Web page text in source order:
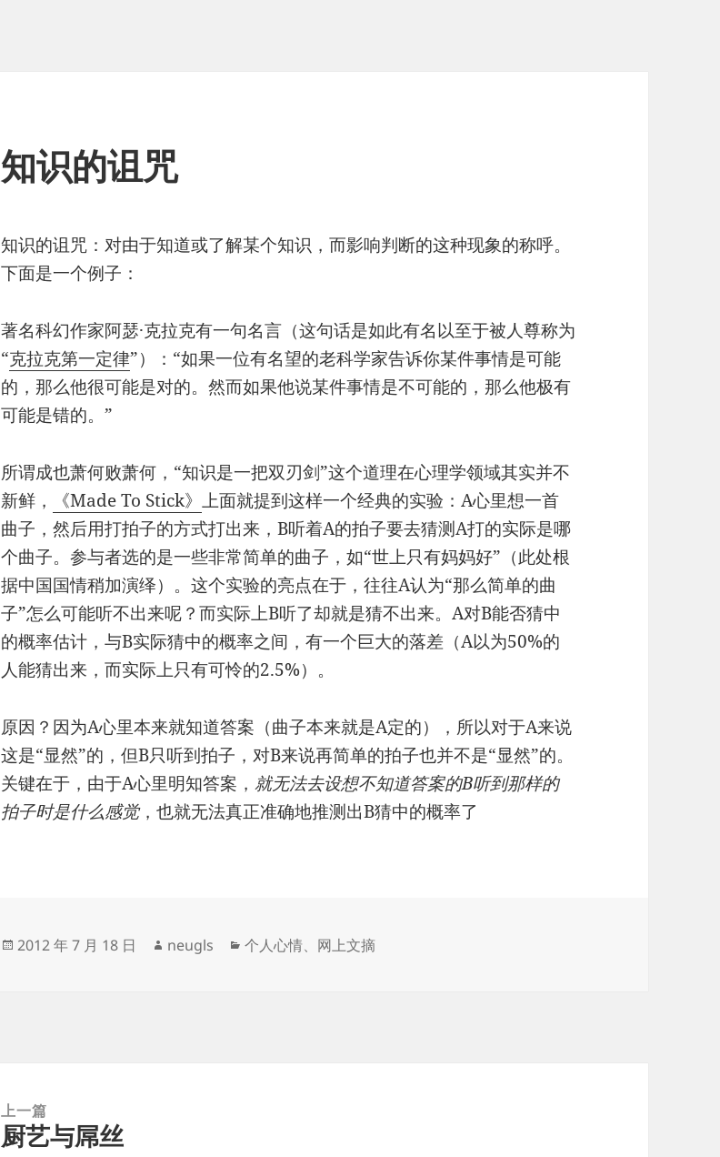
知识的诅咒
知识的诅咒：对由于知道或了解某个知识，而影响判断的这种现象的称呼。
下面是一个例子：
著名科幻作家阿瑟·克拉克有一句名言（这句话是如此有名以至于被人尊称为
“克拉克第一定律”）：“如果一位有名望的老科学家告诉你某件事情是可能
的，那么他很可能是对的。然而如果他说某件事情是不可能的，那么他极有
可能是错的。”
所谓成也萧何败萧何，“知识是一把双刃剑”这个道理在心理学领域其实并不
新鲜，
《Made To Stick》上面就提到这样一个经典的实验：A心里想一首
曲子，然后用打拍子的方式打出来，B听着A的拍子要去猜测A打的实际是哪
个曲子。参与者选的是一些非常简单的曲子，如“世上只有妈妈好”（此处根
据中国国情稍加演绎）。这个实验的亮点在于，往往A认为“那么简单的曲
子”怎么可能听不出来呢？而实际上B听了却就是猜不出来。A对B能否猜中
的概率估计，与B实际猜中的概率之间，有一个巨大的落差（A以为50%的
人能猜出来，而实际上只有可怜的2.5%）。
原因？因为A心里本来就知道答案（曲子本来就是A定的），所以对于A来说
这是“显然”的，但B只听到拍子，对B来说再简单的拍子也并不是“显然”的。
关键在于，由于A心里明知答案，就无法去设想不知道答案的B听到那样的
拍子时是什么感觉，也就无法真正准确地推测出B猜中的概率了
发
2012 年 7 月 18 日
作
neugls
分
个人心情、 网上文摘
上一篇
上
厨艺与屌丝